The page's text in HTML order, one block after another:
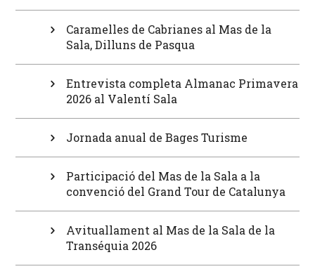
Caramelles de Cabrianes al Mas de la
Sala, Dilluns de Pasqua
Entrevista completa Almanac Primavera
2026 al Valentí Sala
Jornada anual de Bages Turisme
Participació del Mas de la Sala a la
convenció del Grand Tour de Catalunya
Avituallament al Mas de la Sala de la
Transéquia 2026